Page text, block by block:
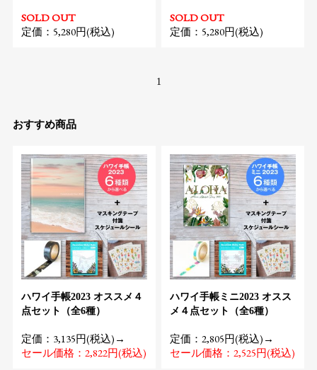
SOLD OUT
定価：5,280円(税込)
SOLD OUT
定価：5,280円(税込)
1
おすすめ商品
ハワイ手帳2023 オススメ４
点セット（全6種）
定価：3,135円(税込)→
セール価格：2,822円(税込)
ハワイ手帳ミニ2023 オスス
メ４点セット（全6種）
定価：2,805円(税込)→
セール価格：2,525円(税込)